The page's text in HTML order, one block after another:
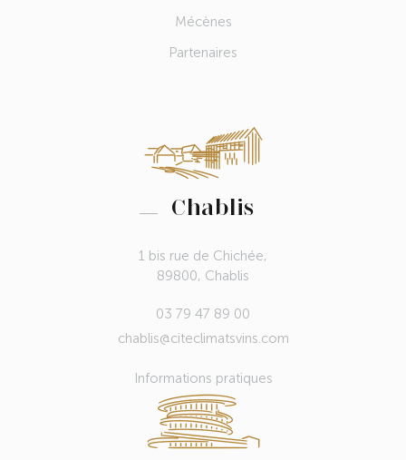
Mécènes
Partenaires
Chablis
1 bis rue de Chichée,
89800, Chablis
03 79 47 89 00
chablis@citeclimatsvins.com
Informations pratiques